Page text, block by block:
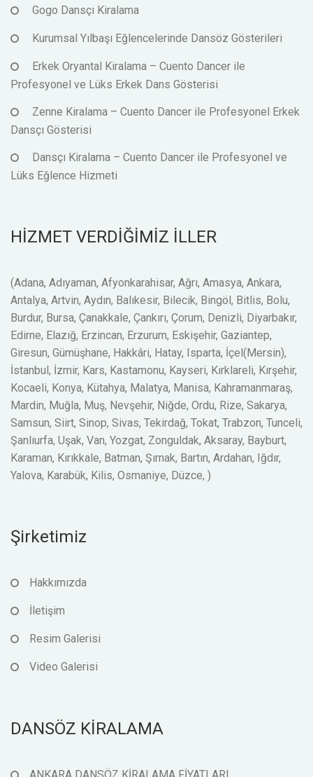
Gogo Dansçı Kiralama
Kurumsal Yılbaşı Eğlencelerinde Dansöz Gösterileri
Erkek Oryantal Kiralama – Cuento Dancer ile
Profesyonel ve Lüks Erkek Dans Gösterisi
Zenne Kiralama – Cuento Dancer ile Profesyonel Erkek
Dansçı Gösterisi
Dansçı Kiralama – Cuento Dancer ile Profesyonel ve
Lüks Eğlence Hizmeti
HİZMET VERDİĞİMİZ İLLER
(Adana, Adıyaman, Afyonkarahisar, Ağrı, Amasya, Ankara,
Antalya, Artvin, Aydın, Balıkesir, Bilecik, Bingöl, Bitlis, Bolu,
Burdur, Bursa, Çanakkale, Çankırı, Çorum, Denizli, Diyarbakır,
Edirne, Elazığ, Erzincan, Erzurum, Eskişehir, Gaziantep,
Giresun, Gümüşhane, Hakkâri, Hatay, Isparta, İçel(Mersin),
İstanbul, İzmir, Kars, Kastamonu, Kayseri, Kırklareli, Kırşehir,
Kocaeli, Konya, Kütahya, Malatya, Manisa, Kahramanmaraş,
Mardin, Muğla, Muş, Nevşehir, Niğde, Ordu, Rize, Sakarya,
Samsun, Siirt, Sinop, Sivas, Tekirdağ, Tokat, Trabzon, Tunceli,
Şanlıurfa, Uşak, Van, Yozgat, Zonguldak, Aksaray, Bayburt,
Karaman, Kırıkkale, Batman, Şırnak, Bartın, Ardahan, Iğdır,
Yalova, Karabük, Kilis, Osmaniye, Düzce, )
Şirketimiz
Hakkımızda
İletişim
Resim Galerisi
Video Galerisi
DANSÖZ KİRALAMA